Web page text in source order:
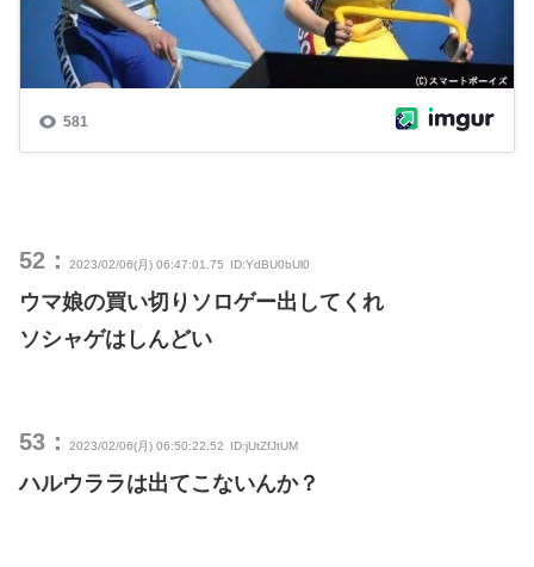
52： 2023/02/06(月) 06:47:01.75 ID:YdBU0bUl0
ウマ娘の買い切りソロゲー出してくれ
ソシャゲはしんどい
53： 2023/02/06(月) 06:50:22.52 ID:jUtZfJtUM
ハルウララは出てこないんか？